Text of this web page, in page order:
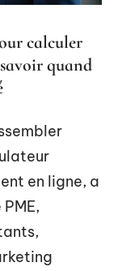
calculer
quand
en ligne, a